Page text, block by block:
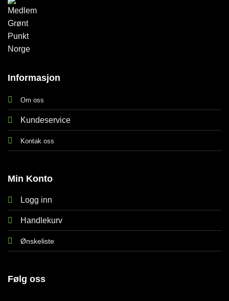
Informasjon
Om oss
Kundeservice
Kontak oss
Min Konto
Logg inn
Handlekurv
Ønskeliste
Følg oss